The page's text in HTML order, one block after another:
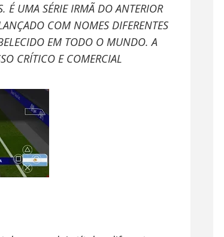
É UMA SÉRIE IRMÃ DO ANTERIOR
COM NOMES DIFERENTES
EM TODO O MUNDO. A
CRÍTICO E COMERCIAL